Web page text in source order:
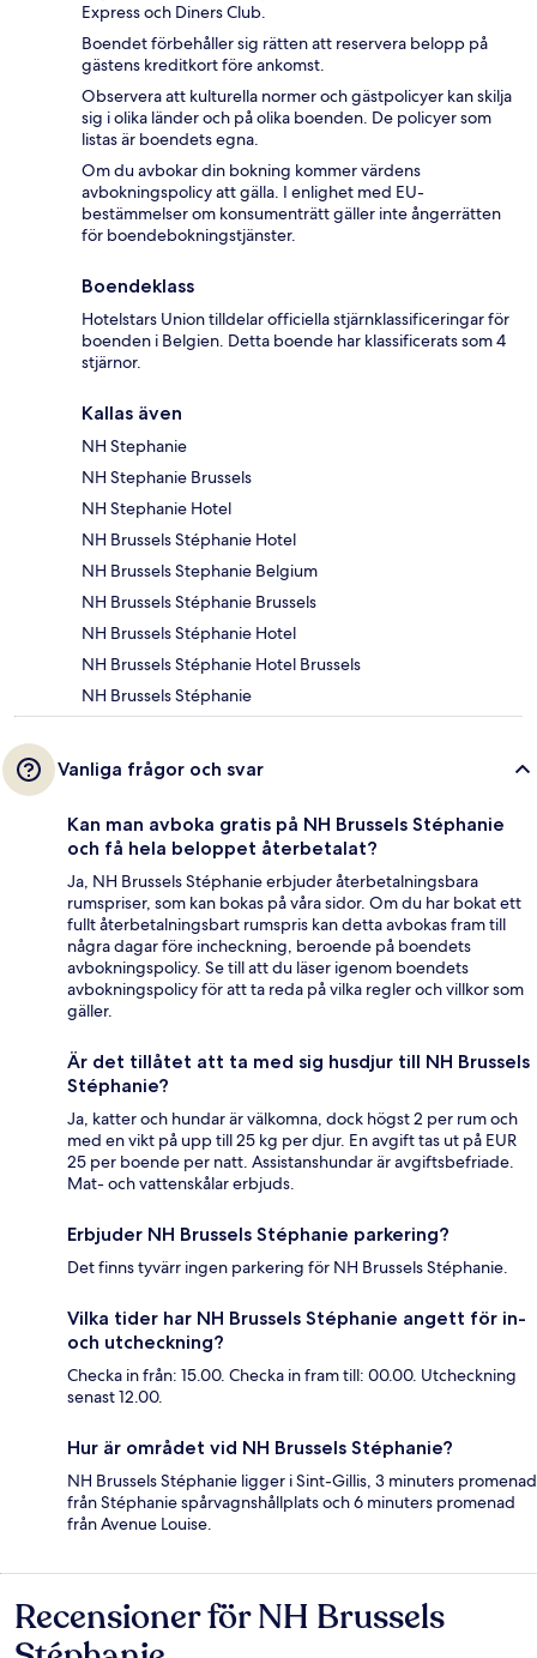
Express och Diners Club.
Boendet förbehåller sig rätten att reservera belopp på
gästens kreditkort före ankomst.
Observera att kulturella normer och gästpolicyer kan skilja
sig i olika länder och på olika boenden. De policyer som
listas är boendets egna.
Om du avbokar din bokning kommer värdens
avbokningspolicy att gälla. I enlighet med EU-
bestämmelser om konsumenträtt gäller inte ångerrätten
för boendebokningstjänster.
Boendeklass
Hotelstars Union tilldelar officiella stjärnklassificeringar för
boenden i Belgien. Detta boende har klassificerats som 4
stjärnor.
Kallas även
NH Stephanie
NH Stephanie Brussels
NH Stephanie Hotel
NH Brussels Stéphanie Hotel
NH Brussels Stephanie Belgium
NH Brussels Stéphanie Brussels
NH Brussels Stéphanie Hotel
NH Brussels Stéphanie Hotel Brussels
NH Brussels Stéphanie
Vanliga frågor och svar
Kan man avboka gratis på NH Brussels Stéphanie
och få hela beloppet återbetalat?
Ja, NH Brussels Stéphanie erbjuder återbetalningsbara
rumspriser, som kan bokas på våra sidor. Om du har bokat ett
fullt återbetalningsbart rumspris kan detta avbokas fram till
några dagar före incheckning, beroende på boendets
avbokningspolicy. Se till att du läser igenom boendets
avbokningspolicy för att ta reda på vilka regler och villkor som
gäller.
Är det tillåtet att ta med sig husdjur till NH Brussels
Stéphanie?
Ja, katter och hundar är välkomna, dock högst 2 per rum och
med en vikt på upp till 25 kg per djur. En avgift tas ut på EUR
25 per boende per natt. Assistanshundar är avgiftsbefriade.
Mat- och vattenskålar erbjuds.
Erbjuder NH Brussels Stéphanie parkering?
Det finns tyvärr ingen parkering för NH Brussels Stéphanie.
Vilka tider har NH Brussels Stéphanie angett för in-
och utcheckning?
Checka in från: 15.00. Checka in fram till: 00.00. Utcheckning
senast 12.00.
Hur är området vid NH Brussels Stéphanie?
NH Brussels Stéphanie ligger i Sint-Gillis, 3 minuters promenad
från Stéphanie spårvagnshållplats och 6 minuters promenad
från Avenue Louise.
Recensioner
Recensioner för NH Brussels